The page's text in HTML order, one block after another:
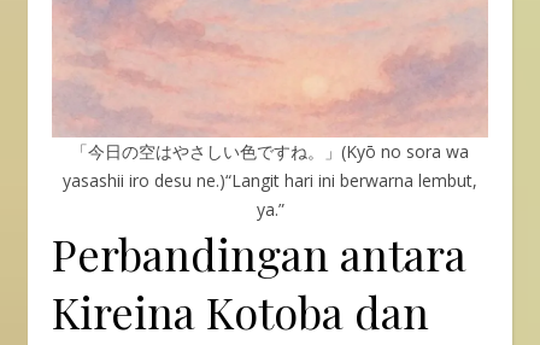
「今日の空はやさしい色ですね。」(Kyō no sora wa
yasashii iro desu ne.)“Langit hari ini berwarna lembut,
ya.”
Perbandingan antara
Kireina Kotoba dan